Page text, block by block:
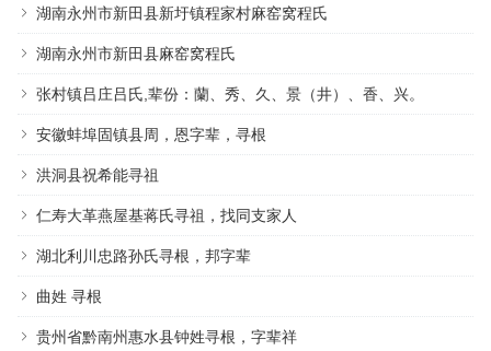
湖南永州市新田县新圩镇程家村麻窑窝程氏
湖南永州市新田县麻窑窝程氏
张村镇吕庄吕氏,辈份：蘭、秀、久、景（井）、香、兴。
安徽蚌埠固镇县周，恩字辈，寻根
洪洞县祝希能寻祖
仁寿大革燕屋基蒋氏寻祖，找同支家人
湖北利川忠路孙氏寻根，邦字辈
曲姓 寻根
贵州省黔南州惠水县钟姓寻根，字辈祥